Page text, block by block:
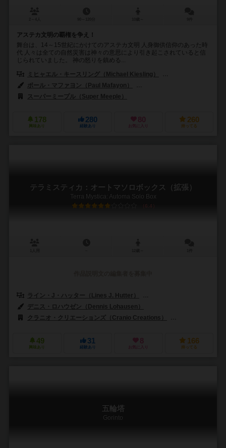
アステカ文明の覇権を争え！
舞台は、14～15世紀にかけてのアステカ文明 人身御供信仰のあった時
代 人々は全ての自然災害は神々の意思により引き起こされていると信
じられていました。 神の怒りを鎮める...
ミヒャエル・キースリング（Michael Kiesling）
ポール・マファヨン（Paul Mafayon）
スーパーミープル（Super Meeple）
178
興味あり
280
経験あり
80
お気に入り
260
持ってる
テラミスティカ：オートマソロボックス（拡張）
Terra Mystica: Automa Solo Box
6.4
ライン・J・ハッター（Lines J. Hutter）
デニス・ロハウゼン（Dennis Lohausen）
クラニオ・クリエーションズ（Cranio Creations）
49
興味あり
31
経験あり
8
お気に入り
166
持ってる
五輪塔
Gorinto